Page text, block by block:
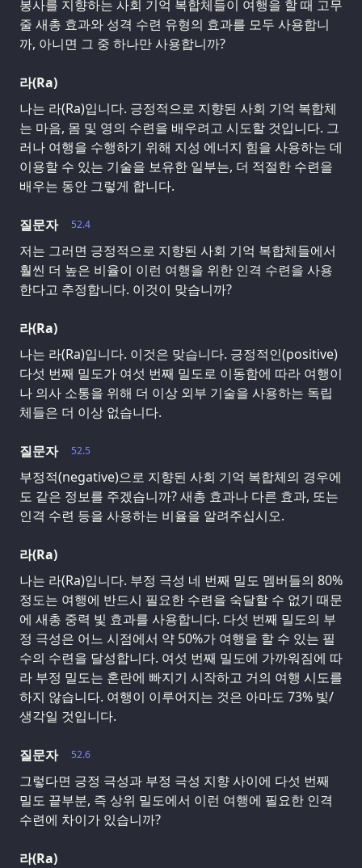
봉사를 지향하는 사회 기억 복합체들이 여행을 할 때 고무
줄 새총 효과와 성격 수련 유형의 효과를 모두 사용합니
까, 아니면 그 중 하나만 사용합니까?
라(Ra)
나는 라(Ra)입니다. 긍정적으로 지향된 사회 기억 복합체
는 마음, 몸 및 영의 수련을 배우려고 시도할 것입니다. 그
러나 여행을 수행하기 위해 지성 에너지 힘을 사용하는 데
이용할 수 있는 기술을 보유한 일부는, 더 적절한 수련을
배우는 동안 그렇게 합니다.
52.4
질문자
저는 그러면 긍정적으로 지향된 사회 기억 복합체들에서
훨씬 더 높은 비율이 이런 여행을 위한 인격 수련을 사용
한다고 추정합니다. 이것이 맞습니까?
라(Ra)
나는 라(Ra)입니다. 이것은 맞습니다. 긍정적인(positive)
다섯 번째 밀도가 여섯 번째 밀도로 이동함에 따라 여행이
나 의사 소통을 위해 더 이상 외부 기술을 사용하는 독립
체들은 더 이상 없습니다.
52.5
질문자
부정적(negative)으로 지향된 사회 기억 복합체의 경우에
도 같은 정보를 주겠습니까? 새총 효과나 다른 효과, 또는
인격 수련 등을 사용하는 비율을 알려주십시오.
라(Ra)
나는 라(Ra)입니다. 부정 극성 네 번째 밀도 멤버들의 80%
정도는 여행에 반드시 필요한 수련을 숙달할 수 없기 때문
에 새총 중력 빛 효과를 사용합니다. 다섯 번째 밀도의 부
정 극성은 어느 시점에서 약 50%가 여행을 할 수 있는 필
수의 수련을 달성합니다. 여섯 번째 밀도에 가까워짐에 따
라 부정 밀도는 혼란에 빠지기 시작하고 거의 여행 시도를
하지 않습니다. 여행이 이루어지는 것은 아마도 73% 빛/
생각일 것입니다.
52.6
질문자
그렇다면 긍정 극성과 부정 극성 지향 사이에 다섯 번째
밀도 끝부분, 즉 상위 밀도에서 이런 여행에 필요한 인격
수련에 차이가 있습니까?
라(Ra)